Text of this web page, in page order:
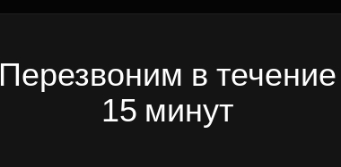
Перезвоним в течение
15 минут